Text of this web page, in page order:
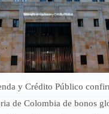
y Crédito Público
de Colombia de bonos